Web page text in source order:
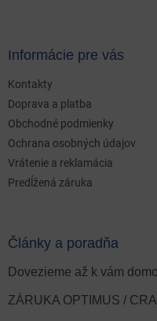
Informácie pre vás
Kontakty
Doprava a platba
Obchodné podmienky
Ochrana osobných údajov
Vrátenie a reklamácia
Predĺžená záruka
Články a poradňa
Dovezieme až k vám
ZÁRUKA OPTIMUS /